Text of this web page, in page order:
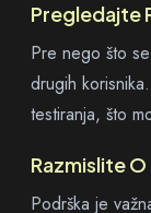
Pregledajte
Pre nego što
drugih
testiranja, što
Razmislite
Podrška je